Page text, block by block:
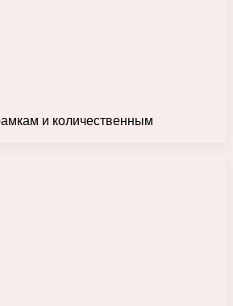
и количественным